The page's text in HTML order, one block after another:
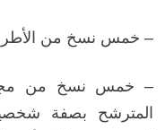
– خمس نسخ من
– خمس نسخ من
المترشح بصفة